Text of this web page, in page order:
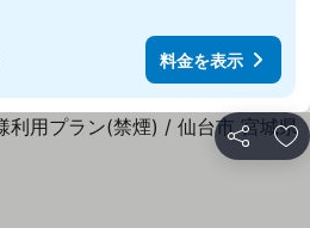
料金を表示
シェア お